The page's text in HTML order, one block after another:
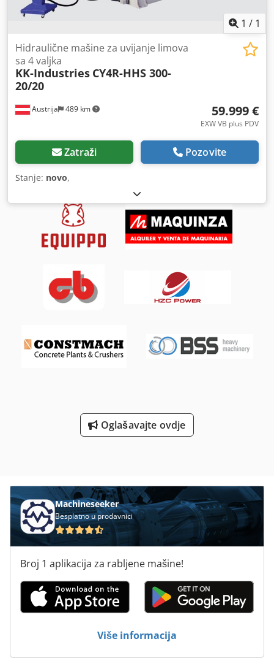
1 / 1
Austrija 489 km
Hidraulične mašine za uvijanje limova
sa 4 valjka
KK-Industries CY4R-HHS 300-
20/20
59.999 €
EXW VB plus PDV
Zatraži Pozovite
Stanje: novo,
Oglašavajte ovdje
Machineseeker
Besplatno u prodavnici
Broj 1 aplikacija za rabljene mašine!
Više informacija